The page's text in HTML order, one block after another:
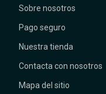
Sobre nosotros
Pago seguro
Nuestra tienda
Contacta con nosotros
Mapa del sitio